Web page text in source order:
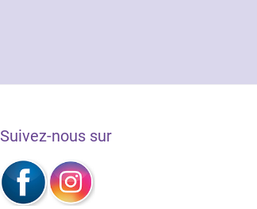
Suivez-nous sur